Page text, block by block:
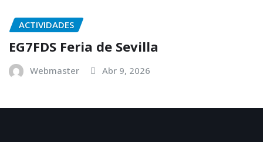
ACTIVIDADES
EG7FDS Feria de Sevilla
Webmaster Abr 9, 2026